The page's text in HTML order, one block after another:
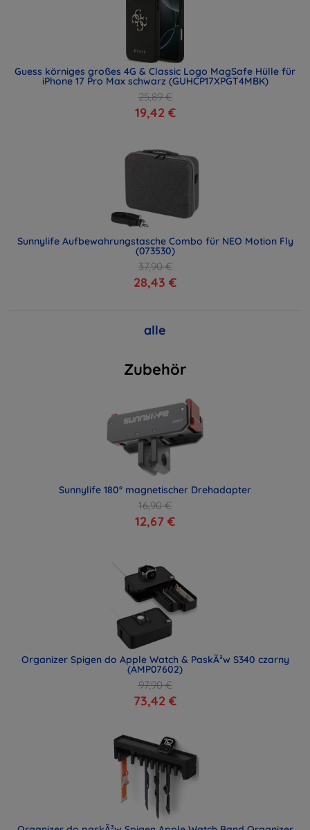
Guess körniges großes 4G & Classic Logo MagSafe Hülle für
iPhone 17 Pro Max schwarz (GUHCP17XPGT4MBK)
25,89 €
19,42 €
Sunnylife Aufbewahrungstasche Combo für NEO Motion Fly
(073530)
37,90 €
28,43 €
alle
Zubehör
Sunnylife 180° magnetischer Drehadapter
16,90 €
12,67 €
Organizer Spigen do Apple Watch & PaskÃ³w S340 czarny
(AMP07602)
97,90 €
73,42 €